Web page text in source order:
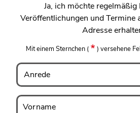
Ja, ich möchte regelmäßig
Veröffentlichungen und Termine
Adresse
Mit einem Sternchen ( ) versehene
Anrede
Vorname
Vorname